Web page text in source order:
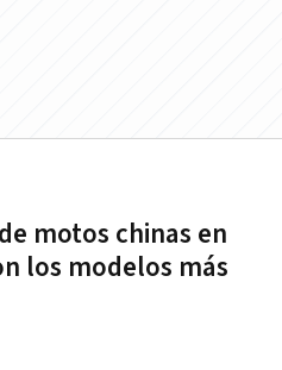
motos chinas en
los modelos más